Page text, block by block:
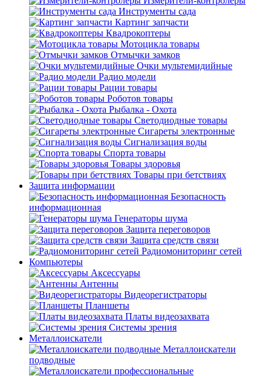
Инструменты сада
Картинг запчасти
Квадрокоптеры
Мотоцикла товары
Отмычки замков
Очки мультемидийные
Радио модели
Рации товары
Роботов товары
Рыбалка - Охота
Светодиодные товары
Сигареты электронные
Сигнализация воды
Спорта товары
Товары здоровья
Товары при бетствиях
Защита информации
Безопасность
информационная
Генераторы шума
Защита переговоров
Защита средств связи
Радиомониторинг сетей
Компьютеры
Аксессуары
Антенны
Видеорегистраторы
Планшеты
Платы видеозахвата
Системы зрения
Металлоискатели
Металлоискатели
подводные